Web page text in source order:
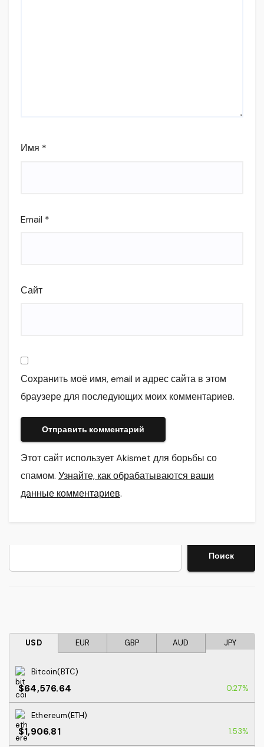
Имя *
Email *
Сайт
Сохранить моё имя, email и адрес сайта в этом
браузере для последующих моих комментариев.
Этот сайт использует Akismet для борьбы со
спамом. Узнайте, как обрабатываются ваши
данные комментариев.
Поиск
USD EUR GBP AUD JPY
Bitcoin(BTC)
$64,576.64 0.27%
Ethereum(ETH)
$1,906.81 1.53%